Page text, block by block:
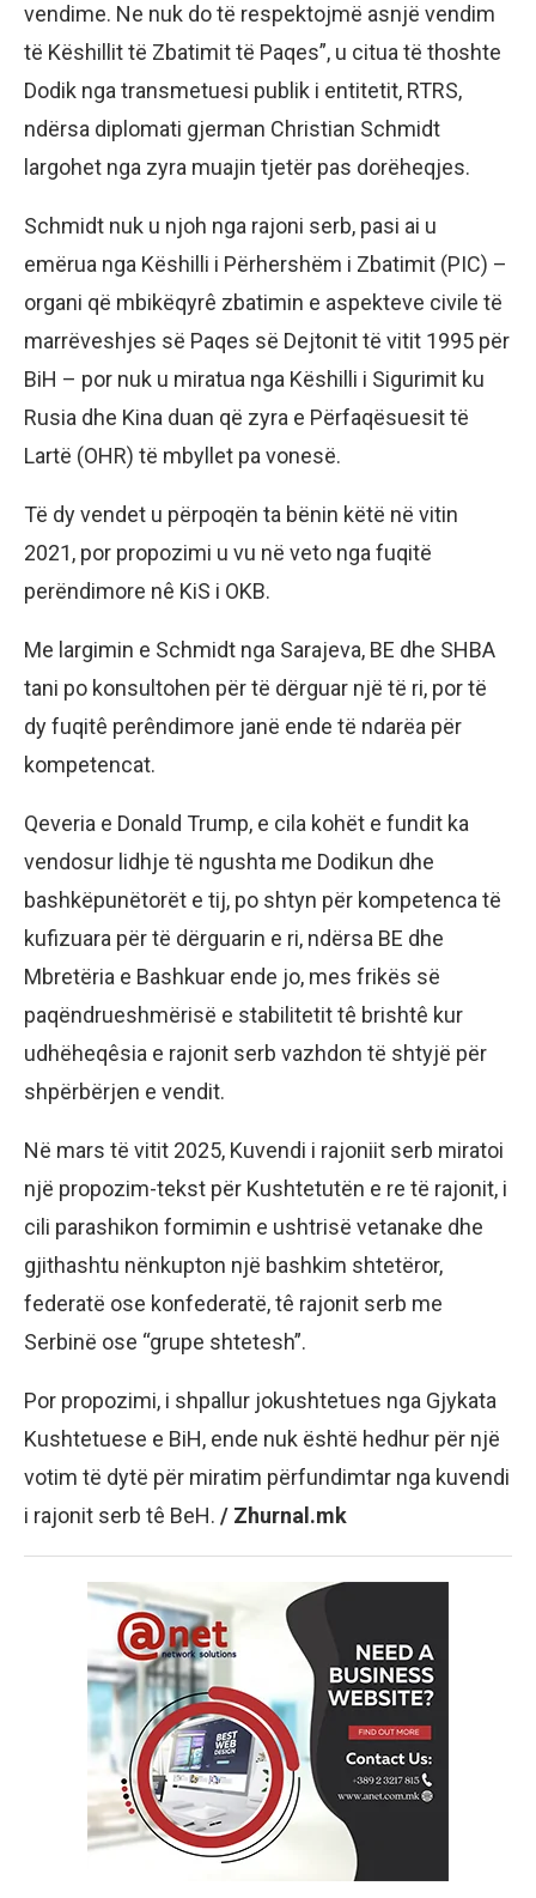
vendime. Ne nuk do të respektojmë asnjë vendim
të Këshillit të Zbatimit të Paqes”, u citua të thoshte
Dodik nga transmetuesi publik i entitetit, RTRS,
ndërsa diplomati gjerman Christian Schmidt
largohet nga zyra muajin tjetër pas dorëheqjes.
Schmidt nuk u njoh nga rajoni serb, pasi ai u
emërua nga Këshilli i Përhershëm i Zbatimit (PIC) –
organi që mbikëqyrê zbatimin e aspekteve civile të
marrëveshjes së Paqes së Dejtonit të vitit 1995 për
BiH – por nuk u miratua nga Këshilli i Sigurimit ku
Rusia dhe Kina duan që zyra e Përfaqësuesit të
Lartë (OHR) të mbyllet pa vonesë.
Të dy vendet u përpoqën ta bënin këtë në vitin
2021, por propozimi u vu në veto nga fuqitë
perëndimore nê KiS i OKB.
Me largimin e Schmidt nga Sarajeva, BE dhe SHBA
tani po konsultohen për të dërguar një të ri, por të
dy fuqitê perêndimore janë ende të ndarëa për
kompetencat.
Qeveria e Donald Trump, e cila kohët e fundit ka
vendosur lidhje të ngushta me Dodikun dhe
bashkëpunëtorët e tij, po shtyn për kompetenca të
kufizuara për të dërguarin e ri, ndërsa BE dhe
Mbretëria e Bashkuar ende jo, mes frikës së
paqëndrueshmërisë e stabilitetit tê brishtê kur
udhëheqêsia e rajonit serb vazhdon të shtyjë për
shpërbërjen e vendit.
Në mars të vitit 2025, Kuvendi i rajoniit serb miratoi
një propozim-tekst për Kushtetutën e re të rajonit, i
cili parashikon formimin e ushtrisë vetanake dhe
gjithashtu nënkupton një bashkim shtetëror,
federatë ose konfederatë, tê rajonit serb me
Serbinë ose “grupe shtetesh”.
Por propozimi, i shpallur jokushtetues nga Gjykata
Kushtetuese e BiH, ende nuk është hedhur për një
votim të dytë për miratim përfundimtar nga kuvendi
i rajonit serb tê BeH. / Zhurnal.mk